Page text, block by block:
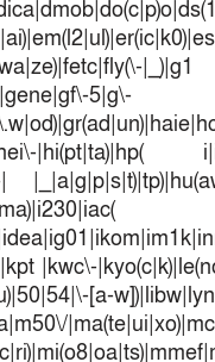
|_)|g1
5|g\-
|hi(pt|ta)|hp(
|
|kwc\-
[a-